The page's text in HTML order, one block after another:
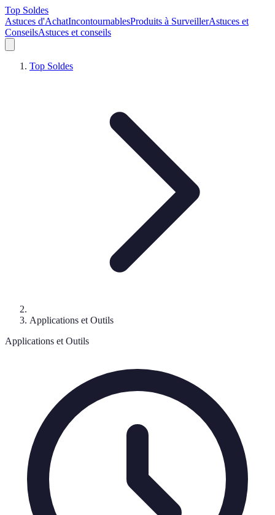
Top Soldes
Astuces d'AchatIncontournablesProduits à SurveillerAstuces et
ConseilsAstuces et conseils
Top Soldes
Applications et Outils
Applications et Outils